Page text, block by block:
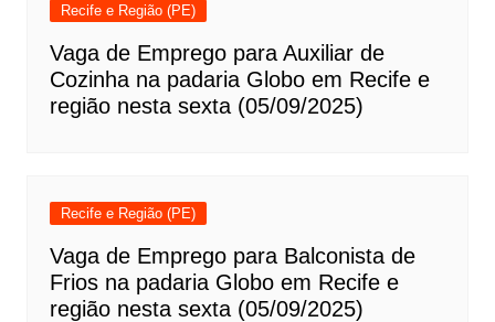
Recife e Região (PE)
Vaga de Emprego para Auxiliar de
Cozinha na padaria Globo em Recife e
região nesta sexta (05/09/2025)
Recife e Região (PE)
Vaga de Emprego para Balconista de
Frios na padaria Globo em Recife e
região nesta sexta (05/09/2025)